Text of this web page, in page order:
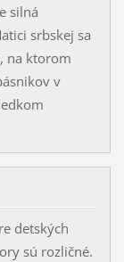
silná
srbskej sa
na ktorom
v
detských
sú rozličné.